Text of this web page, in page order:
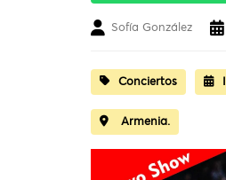
Sofía González
Conciertos
Armenia.